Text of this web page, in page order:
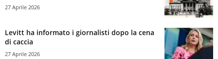
27 Aprile 2026
Levitt ha informato i giornalisti dopo la cena
di caccia
27 Aprile 2026